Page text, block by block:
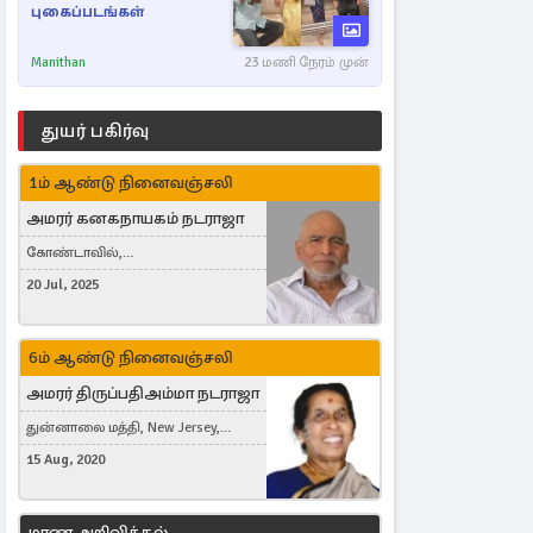
புகைப்படங்கள்
Manithan 23 மணி நேரம் முன்
துயர் பகிர்வு
1ம் ஆண்டு நினைவஞ்சலி
அமரர் கனகநாயகம் நடராஜா
கோண்டாவில்,
புன்னாலைக்கட்டுவன், சவுதி
Germany, Brampton, Canada
20 Jul, 2025
6ம் ஆண்டு நினைவஞ்சலி
அமரர் திருப்பதிஅம்மா நடராஜா
துன்னாலை மத்தி, New Jersey,
United States, Toronto, Canada
15 Aug, 2020